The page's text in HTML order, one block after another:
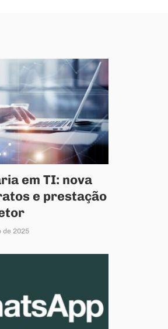
em TI: nova
e prestação
de 2025